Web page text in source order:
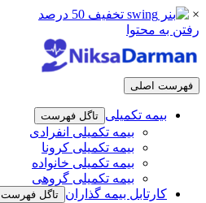
×
رفتن به محتوا
فهرست اصلی
بیمه تکمیلی تاگل فهرست
بیمه تکمیلی انفرادی
بیمه تکمیلی کرونا
بیمه تکمیلی خانواده
بیمه تکمیلی گروهی
کارتابل بیمه گذاران تاگل فهرست